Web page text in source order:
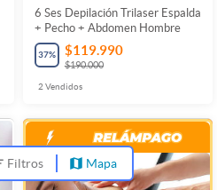
6 Ses Depilación Trilaser Espalda
+ Pecho + Abdomen Hombre
37% $119.990
$190.000
2 Vendidos
Filtros Mapa